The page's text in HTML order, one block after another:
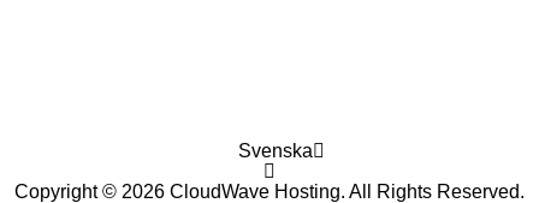
Copyright © 2026 CloudWave Hosting. All Rights Reserved.
Svenska